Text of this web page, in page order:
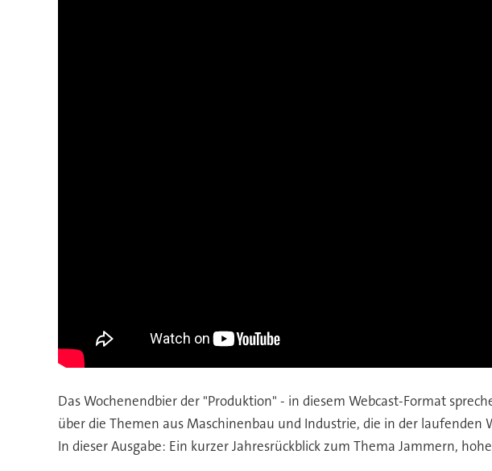
Das Wochenendbier der "Produktion" - in diesem Webcast-Format
über die Themen aus Maschinenbau und Industrie, die in der
In dieser Ausgabe: Ein kurzer Jahresrückblick zum Thema Jammern,